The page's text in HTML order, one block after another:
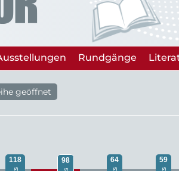
Rundgänge
geöffnet
118 98 64 59